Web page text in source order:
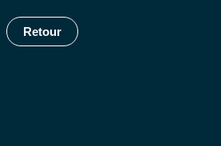
Retour